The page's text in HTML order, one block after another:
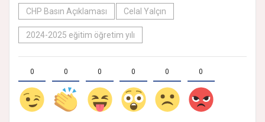
CHP Basın Açıklaması
Celal Yalçın
2024-2025 eğitim öğretim yılı
0 0 0 0 0 0